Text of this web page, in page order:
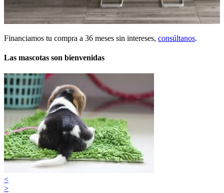
Financiamos tu compra a 36 meses sin intereses, consúltanos.
Las mascotas son bienvenidas
<
>